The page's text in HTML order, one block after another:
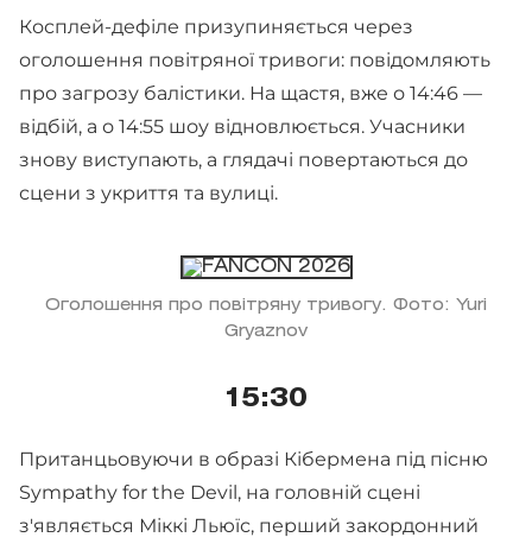
Косплей-дефіле призупиняється через
оголошення повітряної тривоги: повідомляють
про загрозу балістики. На щастя, вже о 14:46 —
відбій, а о 14:55 шоу відновлюється. Учасники
знову виступають, а глядачі повертаються до
сцени з укриття та вулиці.
Оголошення про повітряну тривогу. Фото: Yuri
Gryaznov
15:30
Пританцьовуючи в образі Кібермена під пісню
Sympathy for the Devil, на головній сцені
з'являється Міккі Льюїс, перший закордонний